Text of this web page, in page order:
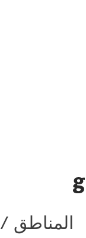
المناطق /